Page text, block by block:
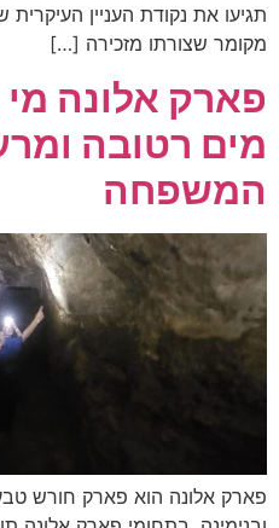
תגיעו את נקודת העניין
מקומר שצורתו מזכירה […]
פארק אלונה
מים רטובה
המשפחה
פארק אלונה הוא פארק חורש